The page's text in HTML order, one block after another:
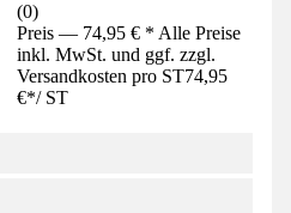
(0)
Preis — 74,95 € * Alle Preise
inkl. MwSt. und ggf. zzgl.
Versandkosten pro ST74,95
€*/ ST